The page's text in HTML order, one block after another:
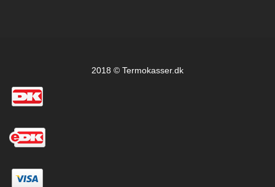
2018 © Termokasser.dk